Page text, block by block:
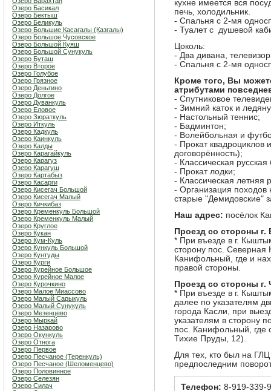
Озеро Басикал
Озеро Бектыш
Озеро Беликуль
Озеро Большие Касагалы (Казгалы)
Озеро Большое Чусовское
Озеро Большой Куяш
Озеро Большой Сунукуль
Озеро Буташ
Озеро Второе
Озеро Голубое
Озеро Грязное
Озеро Деньгино
Озеро Долгое
Озеро Дуванкуль
Озеро Еловое
Озеро Зюраткуль
Озеро Иткуль
Озеро Кадкуль
Озеро Каинкуль
Озеро Калды
Озеро Карагайкуль
Озеро Карагуз
Озеро Карагуш
Озеро Картабыз
Озеро Касарги
Озеро Кисегач Большой
Озеро Кисегач Малый
Озеро Кичкибаз
Озеро Кременкуль Большой
Озеро Кременкуль Малый
Озеро Круглое
Озеро Кукан
Озеро Кум-Куль
Озеро Кункуль Большой
Озеро Кунтуды
Озеро Курги
Озеро Курейное Большое
Озеро Курейное Малое
Озеро Курочкино
Озеро Малое Миассово
Озеро Малый Сарыкуль
Озеро Малый Сунукуль
Озеро Мезенцево
Озеро Мыркай
Озеро Назарово
Озеро Окункуль
Озеро Отнога
Озеро Первое
Озеро Песчаное (Теренкуль)
Озеро Песчаное (Шеломенцево)
Озеро Половинное
Озеро Селезян
Озеро Силач
кухне имеется вся
печь, холодильник.
- Спальня с 2-мя
- Туалет с душевой
Цоколь:
- Два дивана,
- Спальня с 2-мя
Кроме того, Вы
атрибутами
- Спутниковое
- Зимний каток и
- Настольный теннис;
- Бадминтон;
- Волейбольная и
- Прокат квадроциклов
договорённость);
- Классическая
- Прокат лодки;
- Классическая летняя
- Организация походов
старые "Демидовские"
Наш адрес: посёлок
Проезд со стороны г.
* При въезде в г.
сторону пос. Северная
Канифольный, где и
правой стороны.
Проезд со стороны г.
* При въезде в г.
далее по указателям
города Касли, при
указателям в сторону
пос. Канифольный, где
Тихие Пруды, 12).
Для тех, кто был на ГЛЦ
предпоследним
Телефон: 8-919-339-